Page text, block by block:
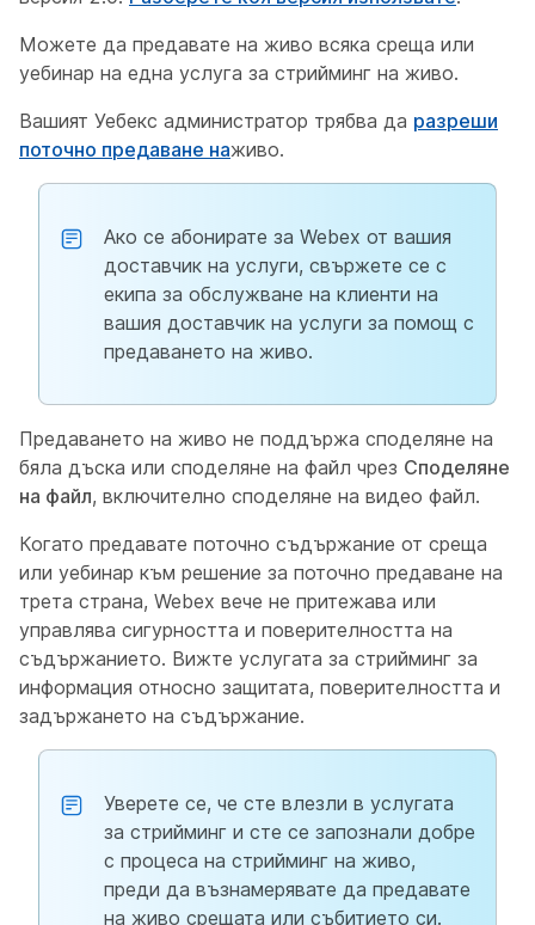
Можете да предавате на живо всяка среща или
уебинар на една услуга за стрийминг на живо.
Вашият Уебекс администратор трябва да разреши
поточно предаване наживо.
Ако се абонирате за Webex от вашия
доставчик на услуги, свържете се с
екипа за обслужване на клиенти на
вашия доставчик на услуги за помощ с
предаването на живо.
Предаването на живо не поддържа споделяне на
бяла дъска или споделяне на файл чрез Споделяне
на файл, включително споделяне на видео файл.
Когато предавате поточно съдържание от среща
или уебинар към решение за поточно предаване на
трета страна, Webex вече не притежава или
управлява сигурността и поверителността на
съдържанието. Вижте услугата за стрийминг за
информация относно защитата, поверителността и
задържането на съдържание.
Уверете се, че сте влезли в услугата
за стрийминг и сте се запознали добре
с процеса на стрийминг на живо,
преди да възнамерявате да предавате
на живо срещата или събитието си.